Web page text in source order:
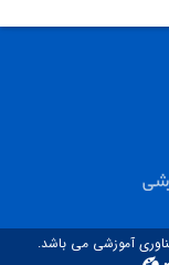
آموزشی می باشد.